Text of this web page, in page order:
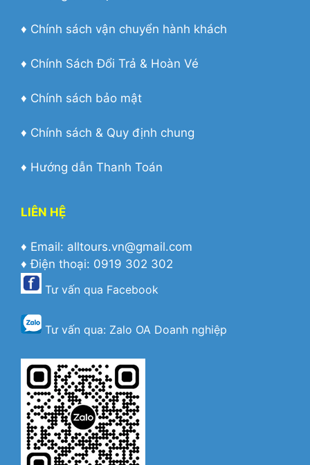
♦ Chính sách vận chuyển hành khách
♦ Chính Sách Đổi Trả & Hoàn Vé
♦ Chính sách bảo mật
♦ Chính sách & Quy định chung
♦ Hướng dẫn Thanh Toán
LIÊN HỆ
♦ Email: alltours.vn@gmail.com
♦ Điện thoại: 0919 302 302
Tư vấn qua Facebook
Tư vấn qua: Zalo OA Doanh nghiệp